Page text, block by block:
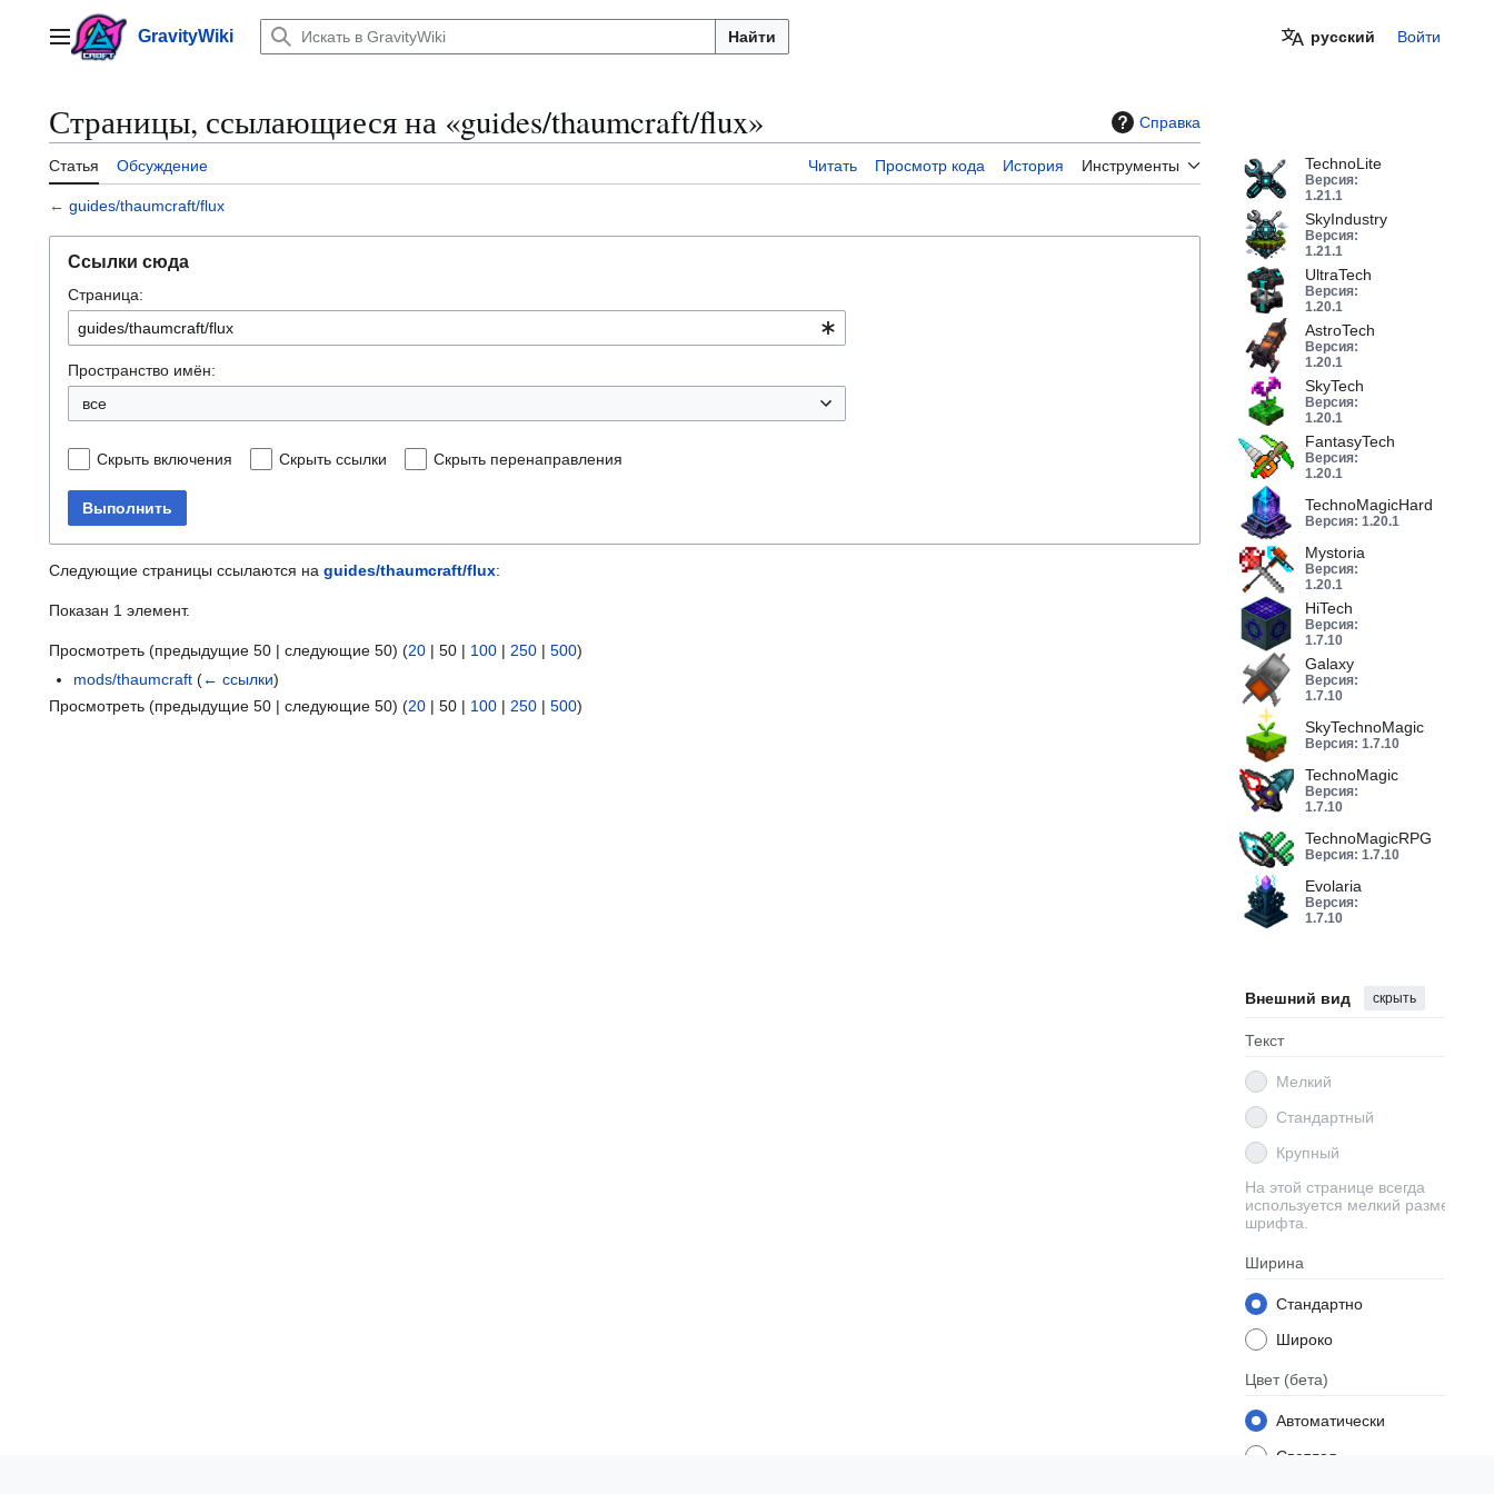
содержаниюГлавное менюGravityWiki Найти русский Войти
Страницы, ссылающиеся на «guides/thaumcraft/flux» Справка
Статья Обсуждение Читать Просмотр кода История Инструменты TechnoLite
Версия:
1.21.1
SkyIndustry
Версия:
1.21.1
UltraTech
Версия:
1.20.1
AstroTech
Версия:
1.20.1
SkyTech
Версия:
1.20.1
FantasyTech
Версия:
1.20.1
TechnoMagicHard
Версия: 1.20.1
Mystoria
Версия:
1.20.1
HiTech
Версия:
1.7.10
Galaxy
Версия:
1.7.10
SkyTechnoMagic
Версия: 1.7.10
TechnoMagic
Версия:
1.7.10
TechnoMagicRPG
Версия: 1.7.10
Evolaria
Версия:
1.7.10
Внешний вид скрыть
Текст
Мелкий
Стандартный
Крупный
На этой странице всегда
используется мелкий размер
шрифта.
Ширина
Стандартно
Широко
Цвет (бета)
Автоматически
Светлая
← guides/thaumcraft/flux
Ссылки сюда
Страница:
Пространство имён:
все
Скрыть включения Скрыть ссылки Скрыть перенаправления
Выполнить
Следующие страницы ссылаются на guides/thaumcraft/flux:
Показан 1 элемент.
Просмотреть (предыдущие 50 | следующие 50) (20 | 50 | 100 | 250 | 500)
mods/thaumcraft (← ссылки)
Просмотреть (предыдущие 50 | следующие 50) (20 | 50 | 100 | 250 | 500)